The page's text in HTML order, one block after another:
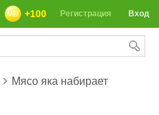
Вход
Регистрация
+100
Мясо яка набирает